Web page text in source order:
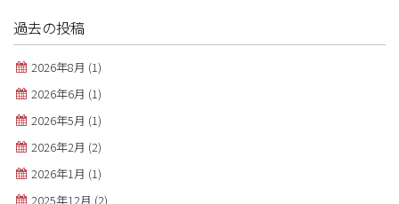
過去の投稿
2026年8月 (1)
2026年6月 (1)
2026年5月 (1)
2026年2月 (2)
2026年1月 (1)
2025年12月 (2)